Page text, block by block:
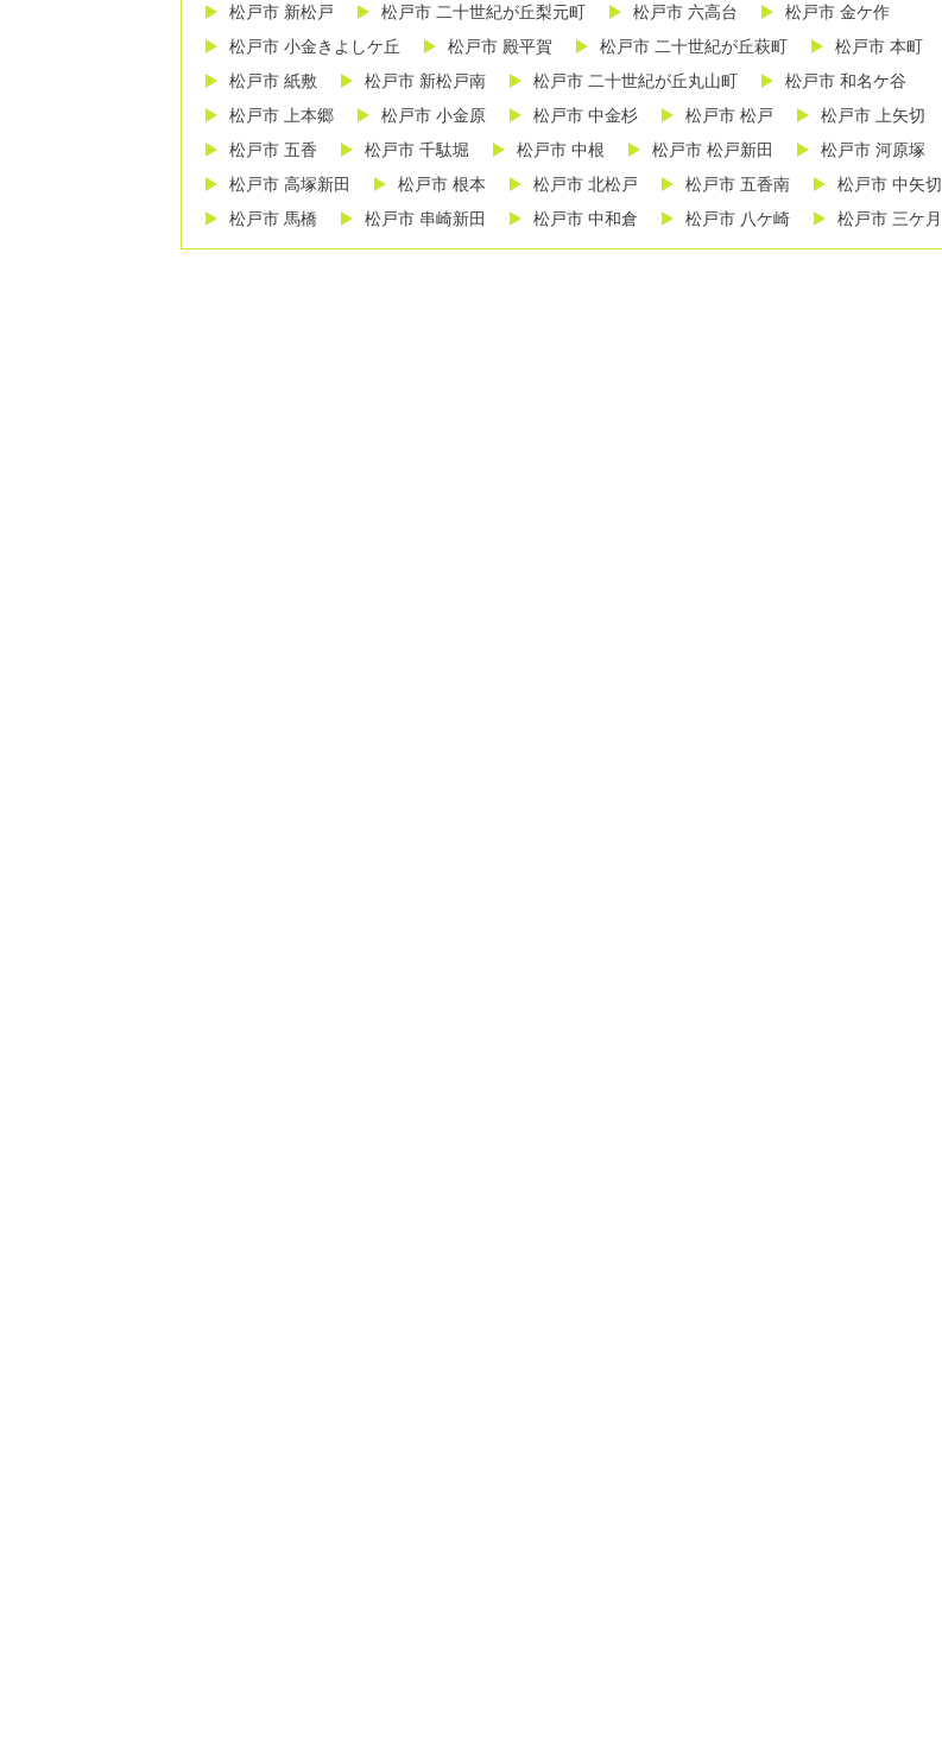
松戸市 新松戸
松戸市 二十世紀が丘梨元町 松戸市 六高台
松戸市 金ケ作
松戸市 小金きよしケ丘
松戸市 殿平賀 松戸市 二十世紀が丘萩町
松戸市 本町
松戸市 紙敷
松戸市 新松戸南 松戸市 二十世紀が丘丸山町
松戸市 和名ケ谷
松戸市 上本郷
松戸市 小金原 松戸市 中金杉 松戸市 松戸
松戸市 上矢切
松戸市 五香
松戸市 千駄堀 松戸市 中根 松戸市 松戸新田
松戸市 河原塚
松戸市 高塚新田
松戸市 根本 松戸市 北松戸 松戸市 五香南
松戸市 中矢切
松戸市 馬橋
松戸市 串崎新田 松戸市 中和倉 松戸市 八ケ崎 松戸市 三ケ月